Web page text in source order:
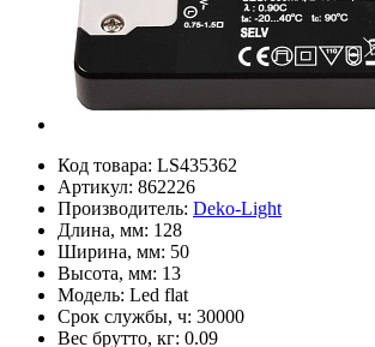
Код товара: LS435362
Артикул: 862226
Производитель: Deko-Light
Длина, мм: 128
Ширина, мм: 50
Высота, мм: 13
Модель: Led flat
Срок службы, ч: 30000
Вес брутто, кг: 0.09